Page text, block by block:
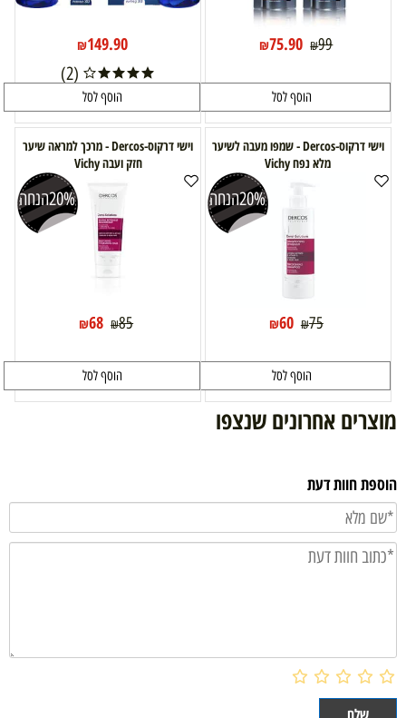
₪99
₪75.90
הוסף לסל
₪149.90
(2)
הוסף לסל
וישי דרקוס-Dercos - שמפו מעבה לשיער
מלא נפח Vichy
20%הנחה
₪75
₪60
הוסף לסל
וישי דרקוס-Dercos - מרכך למראה שיער
חזק ועבה Vichy
20%הנחה
₪85
₪68
הוסף לסל
מוצרים אחרונים שנצפו
הוספת חוות דעת